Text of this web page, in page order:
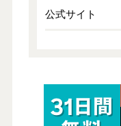
公式サイト